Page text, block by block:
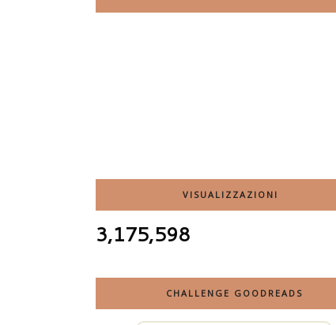
VISUALIZZAZIONI
3,175,598
CHALLENGE GOODREADS